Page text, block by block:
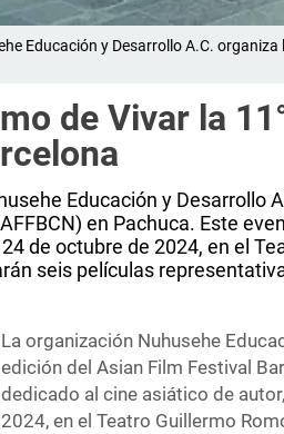
Educación y Desarrollo A.C.
de Vivar la
Educación y Desarrollo
en Pachuca. Este
de octubre de 2024, en el
seis películas
La organización Nuhusehe
edición del Asian Film Festival
dedicado al cine asiático de
2024, en el Teatro Guillermo